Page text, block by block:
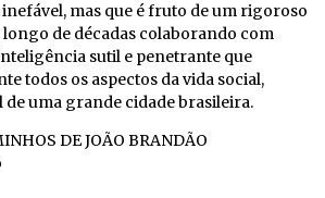
inefável, mas que é fruto de um rigoroso
de décadas colaborando com
sutil e penetrante que
todos os aspectos da vida social,
uma grande cidade brasileira.
DE JOÃO BRANDÃO